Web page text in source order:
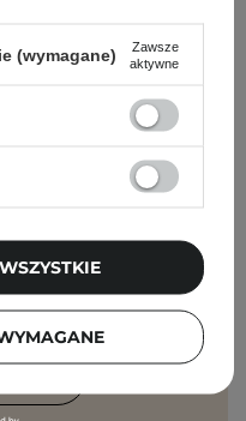
na maila!
i
zpolityką
(wymagane)
Zawsze
aktywne